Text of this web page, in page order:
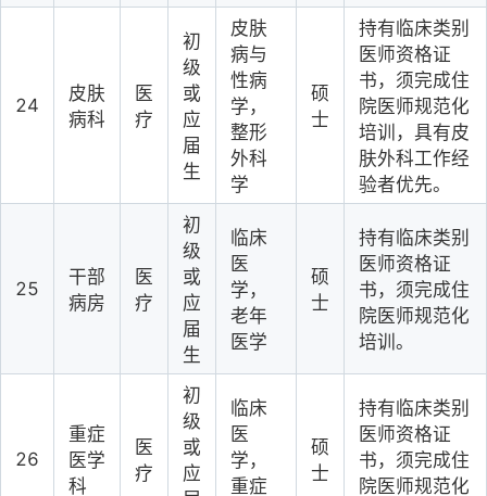
24
皮肤
病科
医
疗
初
级
或
应
届
生
皮肤
病与
性病
学，
整形
外科
学
硕
士
持有临床类别
医师资格证
书，须完成住
院医师规范化
培训，具有皮
肤外科工作经
验者优先。
25
干部
病房
医
疗
初
级
或
应
届
生
临床
医
学，
老年
医学
硕
士
持有临床类别
医师资格证
书，须完成住
院医师规范化
培训。
26
重症
医学
科
医
疗
初
级
或
应
临床
医
学，
重症
硕
士
持有临床类别
医师资格证
书，须完成住
院医师规范化